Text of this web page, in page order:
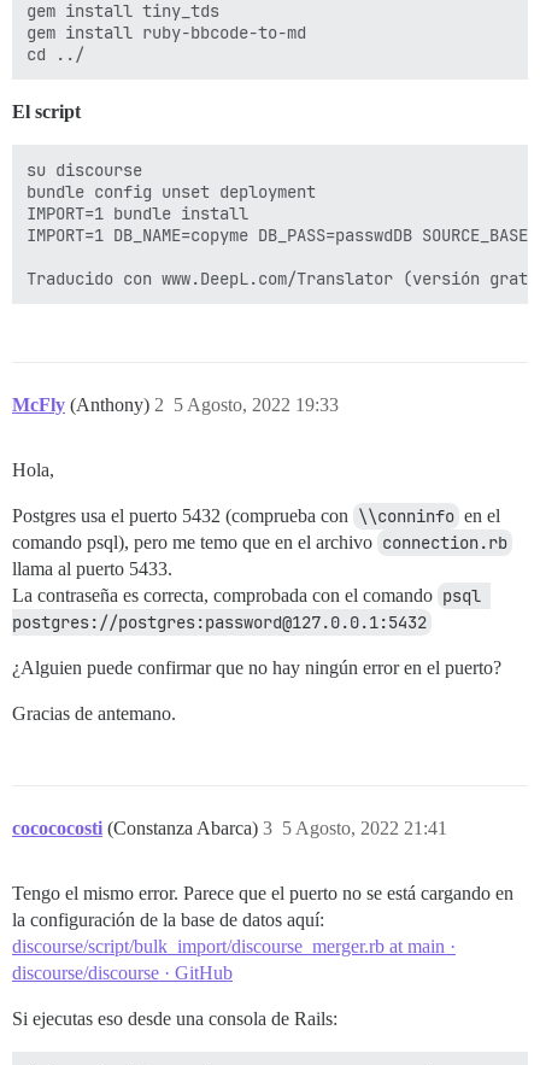
gem install tiny_tds
gem install ruby-bbcode-to-md
El script
su discourse
bundle config unset deployment
IMPORT=1 bundle install
IMPORT=1 DB_NAME=copyme DB_PASS=passwdDB
Traducido con www.DeepL.com/Translator (versión
McFly (Anthony) 5 Agosto, 2022 19:33
2
Hola,
Postgres usa el puerto 5432 (comprueba con \\conninfo en el
comando psql), pero me temo que en el archivo connection.rb
llama al puerto 5433.
La contraseña es correcta, comprobada con el comando psql
postgres://postgres:password@127.0.0.1:5432
¿Alguien puede confirmar que no hay ningún error en el puerto?
Gracias de antemano.
cocococosti (Constanza Abarca) 5 Agosto, 2022 21:41
3
Tengo el mismo error. Parece que el puerto no se está cargando en
la configuración de la base de datos aquí:
discourse/script/bulk_import/discourse_merger.rb at main ·
discourse/discourse · GitHub
Si ejecutas eso desde una consola de Rails: